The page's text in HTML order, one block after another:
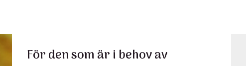
För den som är i behov av